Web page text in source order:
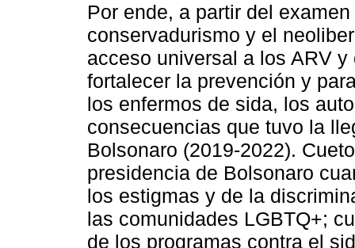
Por ende, a partir del
conservadurismo y el
acceso universal a los ARV
fortalecer la prevención y
los enfermos de sida, los
consecuencias que tuvo la
Bolsonaro (2019-2022).
presidencia de Bolsonaro
los estigmas y de la
las comunidades LGBTQ+;
de los programas contra el